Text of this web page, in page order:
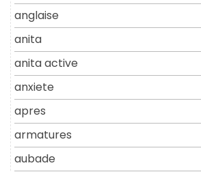
anglaise
anita
anita active
anxiete
apres
armatures
aubade